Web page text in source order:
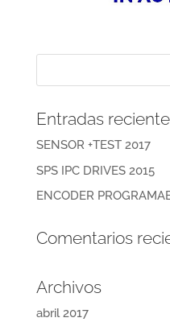
Entradas
SENSOR +TEST 2017
SPS IPC DRIVES 2015
ENCODER
Comentarios
Archivos
abril 2017